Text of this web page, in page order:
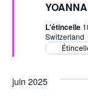
avant
L'étincelle
Switzerland
juin 2025